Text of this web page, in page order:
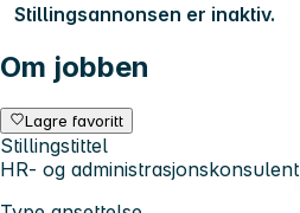
Stillingsannonsen er inaktiv.
Om jobben
Lagre favoritt
Stillingstittel
HR- og administrasjonskonsulent